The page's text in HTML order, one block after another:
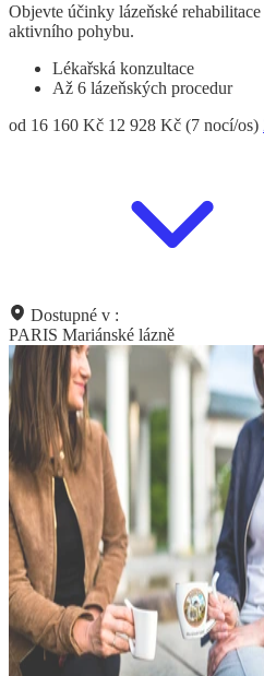
Objevte účinky lázeňské
aktivního pohybu.
Lékařská konzultace
Až 6 lázeňských procedur
od 16 160 Kč 12 928 Kč (7 nocí/os)
Dostupné v :
PARIS Mariánské lázně